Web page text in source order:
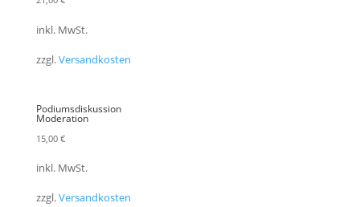
inkl. MwSt.
zzgl.Versandkosten
Podiumsdiskussion
Moderation
15,00 €
inkl. MwSt.
zzgl.Versandkosten